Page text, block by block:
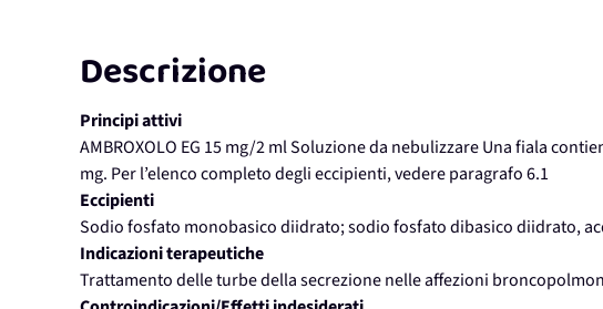
Descrizione
Principi attivi
AMBROXOLO EG 15 mg/2 ml Soluzione da nebulizzare Una fiala
mg. Per l’elenco completo degli eccipienti, vedere paragrafo 6.1
Eccipienti
Sodio fosfato monobasico diidrato; sodio fosfato dibasico diidrato,
Indicazioni terapeutiche
Trattamento delle turbe della secrezione nelle affezioni